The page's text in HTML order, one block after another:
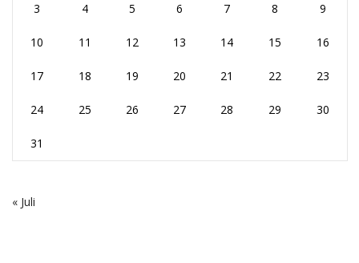
3 4 5 6 7 8 9
10 11 12 13 14 15 16
17 18 19 20 21 22 23
24 25 26 27 28 29 30
31
« Juli